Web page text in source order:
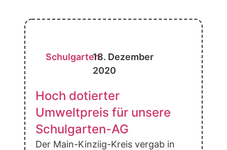
Schulgarten18. Dezember
2020
Hoch dotierter
Umweltpreis für unsere
Schulgarten-AG
Der Main-Kinziig-Kreis vergab in